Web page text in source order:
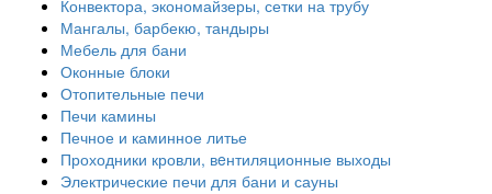
Конвектора, экономайзеры, сетки на трубу
Мангалы, барбекю, тандыры
Мебель для бани
Оконные блоки
Отопительные печи
Печи камины
Печное и каминное литье
Проходники кровли, вeнтиляционные выходы
Электрические печи для бани и сауны